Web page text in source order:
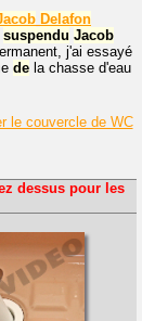
Delafon
suspendu Jacob
j'ai essayé
de la chasse d'eau
le couvercle de WC
dessus pour les